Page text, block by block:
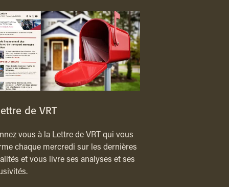
de VRT
vous à la Lettre de VRT qui vous
chaque mercredi sur les dernières
et vous livre ses analyses et ses